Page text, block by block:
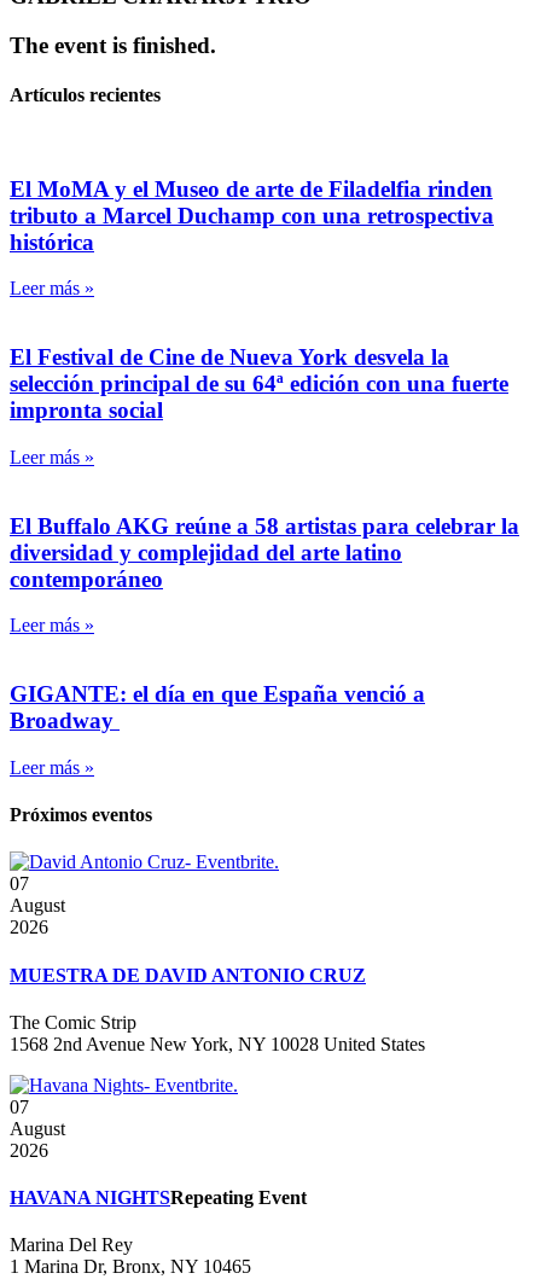
The event is finished.
Artículos recientes
El MoMA y el Museo de arte de Filadelfia rinden
tributo a Marcel Duchamp con una retrospectiva
histórica
Leer más »
El Festival de Cine de Nueva York desvela la
selección principal de su 64ª edición con una fuerte
impronta social
Leer más »
El Buffalo AKG reúne a 58 artistas para celebrar la
diversidad y complejidad del arte latino
contemporáneo
Leer más »
GIGANTE: el día en que España venció a
Broadway
Leer más »
Próximos eventos
07
August
2026
MUESTRA DE DAVID ANTONIO CRUZ
The Comic Strip
1568 2nd Avenue New York, NY 10028 United States
07
August
2026
HAVANA NIGHTSRepeating Event
Marina Del Rey
1 Marina Dr, Bronx, NY 10465